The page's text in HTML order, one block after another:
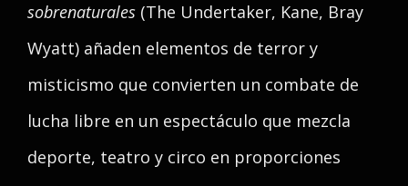
sobrenaturales (The Undertaker, Kane, Bray
Wyatt) añaden elementos de terror y
misticismo que convierten un combate de
lucha libre en un espectáculo que mezcla
deporte, teatro y circo en proporciones